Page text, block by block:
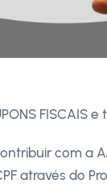
FISCAIS
com a
através do